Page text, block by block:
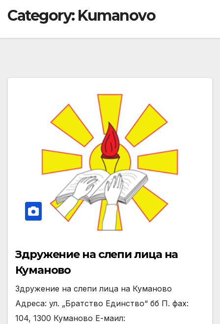
Category: Kumanovo
Здружение на слепи лица на
Куманово
Здружение на слепи лица на Куманово
Адреса: ул. „Братство Единство“ бб П. фах:
104, 1300 Куманово Е-маил: